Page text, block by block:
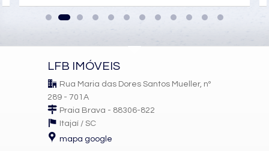
LFB IMÓVEIS
Rua Maria das Dores Santos Mueller, nº
289 - 701A
Praia Brava - 88306-822
Itajaí / SC
mapa google